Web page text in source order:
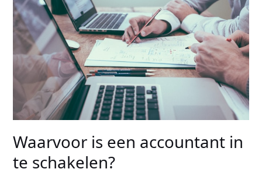
Waarvoor is een accountant in
te schakelen?